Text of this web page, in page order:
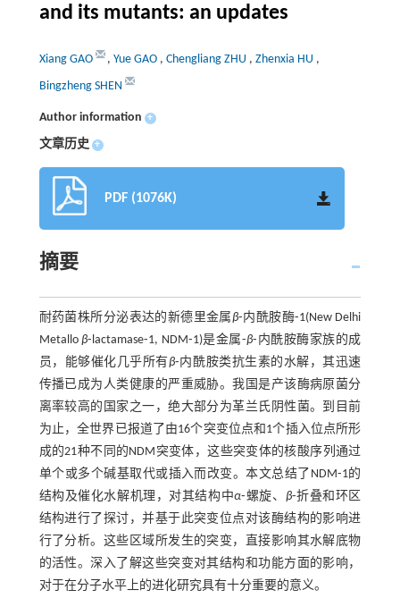
and its mutants: an updates
Xiang GAO , Yue GAO , Chengliang ZHU , Zhenxia HU ,
Bingzheng SHEN
Author information +
文章历史 +
PDF (1076K)
摘要
耐药菌株所分泌表达的新德里金属β⁃内酰胺酶⁃1(New Delhi
Metalloβ⁃lactamase⁃1, NDM⁃1)是金属⁃β⁃内酰胺酶家族的成
员，能够催化几乎所有 β⁃内酰胺类抗生素的水解，其迅速
传播已成为人类健康的严重威胁。我国是产该酶病原菌分
离率较高的国家之一，绝大部分为革兰氏阴性菌。到目前
为止，全世界已报道了由16个突变位点和1个插入位点所形
成的21种不同的NDM突变体，这些突变体的核酸序列通过
单个或多个碱基取代或插入而改变。本文总结了NDM⁃1的
结构及催化水解机理，对其结构中α⁃螺旋、 β⁃折叠和环区
结构进行了探讨，并基于此突变位点对该酶结构的影响进
行了分析。这些区域所发生的突变，直接影响其水解底物
的活性。深入了解这些突变对其结构和功能方面的影响，
对于在分子水平上的进化研究具有十分重要的意义。